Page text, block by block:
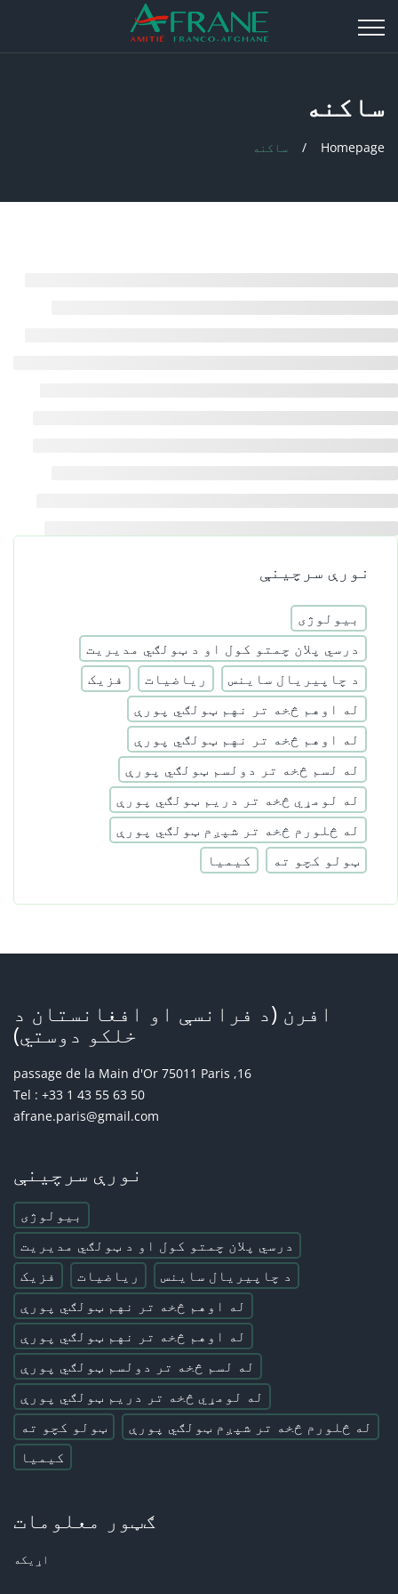
ساکنه
Homepage ساکنه
نورې سرچینې
بیولوژی
درسي پلان چمتو کول او د ټولګي مدیریت
د چاپیریال ساینس
ریاضیات
فزیک
له اوهم څخه تر نهم ټولګي پورې
له اوهم څخه تر نهم ټولګي پورې
له لسم څخه تر دولسم ټولګي پورې
له لومړي څخه تر دریم ټولګي پورې
له څلورم څخه تر شپږم ټولګي پورې
ټولو کچو ته
کیمیا
افرن (د فرانسې او افغانستان د
خلکو دوستي)
16, passage de la Main d'Or 75011 Paris
Tel : +33 1 43 55 63 50
afrane.paris@gmail.com
نورې سرچینې
بیولوژی
درسي پلان چمتو کول او د ټولګي مدیریت
د چاپیریال ساینس
ریاضیات
فزیک
له اوهم څخه تر نهم ټولګي پورې
له اوهم څخه تر نهم ټولګي پورې
له لسم څخه تر دولسم ټولګي پورې
له لومړي څخه تر دریم ټولګي پورې
له څلورم څخه تر شپږم ټولګي پورې
ټولو کچو ته
کیمیا
ګټور معلومات
اړیکه